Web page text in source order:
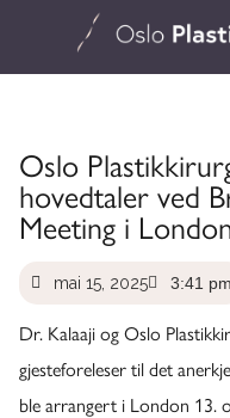
Oslo
hovedtaler ved
Meeting i
mai 15, 2025 3:41 pm
Dr. Kalaaji og Oslo
gjesteforeleser til det
ble arrangert i London 13.